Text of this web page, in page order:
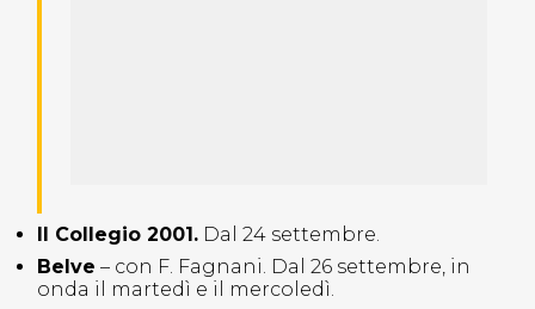
Il Collegio 2001. Dal 24 settembre.
Belve – con F. Fagnani. Dal 26 settembre, in
onda il martedì e il mercoledì.